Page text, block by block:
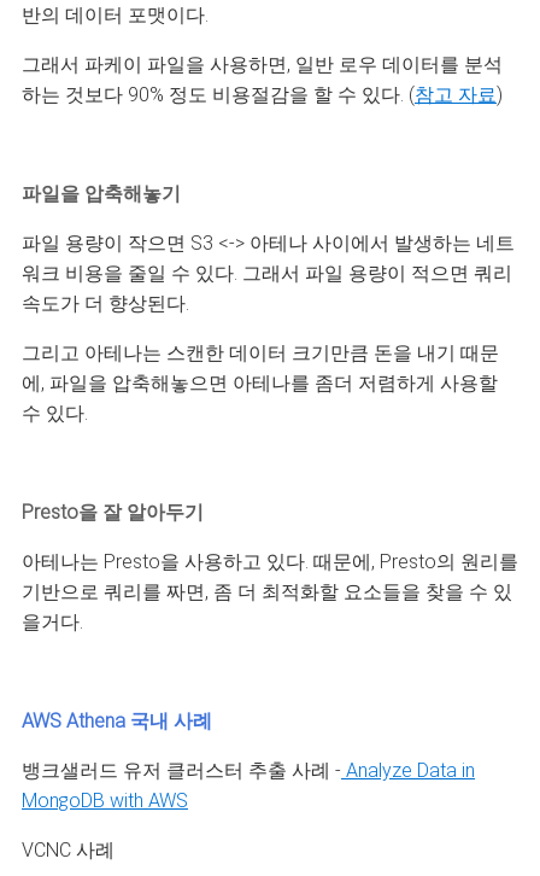
반의 데이터 포맷이다.
그래서 파케이 파일을 사용하면, 일반 로우 데이터를 분석
하는 것보다 90% 정도 비용절감을 할 수 있다. (참고 자료)
파일을 압축해놓기
파일 용량이 작으면 S3 <-> 아테나 사이에서 발생하는 네트
워크 비용을 줄일 수 있다. 그래서 파일 용량이 적으면 쿼리
속도가 더 향상된다.
그리고 아테나는 스캔한 데이터 크기만큼 돈을 내기 때문
에, 파일을 압축해놓으면 아테나를 좀더 저렴하게 사용할
수 있다.
Presto을 잘 알아두기
아테나는 Presto을 사용하고 있다. 때문에, Presto의 원리를
기반으로 쿼리를 짜면, 좀 더 최적화할 요소들을 찾을 수 있
을거다.
AWS Athena 국내 사례
뱅크샐러드 유저 클러스터 추출 사례 - Analyze Data in
MongoDB with AWS
VCNC 사례